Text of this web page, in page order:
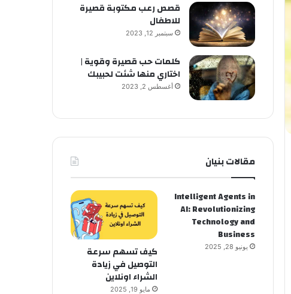
قصص رعب مكتوبة قصيرة
للاطفال
سبتمبر 12, 2023
كلمات حب قصيرة وقوية |
اختاري منها شئت لحبيبك
أغسطس 2, 2023
مقالات بنيان
Intelligent Agents in
AI: Revolutionizing
Technology and
Business
يونيو 28, 2025
كيف تسهم سرعة
التوصيل في زيادة
الشراء اونلاين
مايو 19, 2025